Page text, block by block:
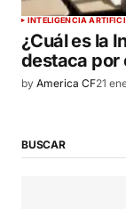
INTELIGENCIA
¿Cuál es la
destaca por
by America CF21
BUSCAR